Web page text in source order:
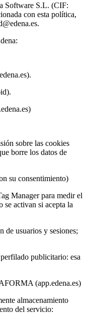
Software S.L. (CIF:
con esta política,
.
sobre las cookies
borre los datos de
su consentimiento)
Manager para medir el
se activan si acepta la
usuarios y sesiones;
publicitario: esa
(app.edena.es)
almacenamiento
del servicio: